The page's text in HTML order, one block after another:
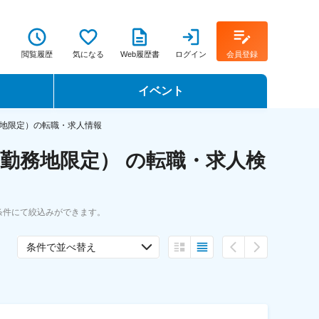
閲覧履歴 気になる Web履歴書 ログイン 会員登録
イベント
転職イベント・転職セミナー
転職フェア
限定）の転職・求人情報
務地限定） の転職・求人検
にて絞込みができます。
条件で並べ替え